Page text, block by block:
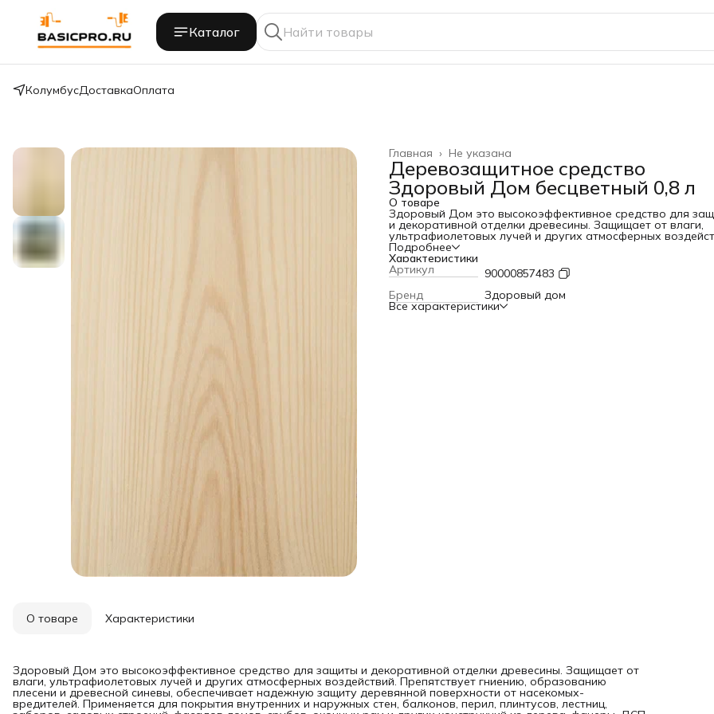
Каталог
КолумбусДоставкаОплата
Не указана
Главная ›
Деревозащитное средство
Здоровый Дом бесцветный 0,8 л
О товаре
Здоровый Дом это высокоэффективное средство для
и декоративной отделки древесины. Защищает от влаги,
ультрафиолетовых лучей и других атмосферных
Препятствует гниению, образованию плесени и древесной
синевы, обеспечивает надежную защиту деревянной
поверхности от насекомых-вредителей. Применяется для
покрытия внутренних и наружных стен, балконов, перил,
плинтусов, лестниц, заборов, садовых строений, фасадов
домов, срубов, оконных рам и других конструкций из
фанеры, ДСП и ДВП.
Подробнее
Характеристики
Артикул
90000857483
Бренд
Здоровый дом
Все характеристики
О товаре Характеристики
Здоровый Дом это высокоэффективное средство для защиты и декоративной отделки древесины. Защищает от
влаги, ультрафиолетовых лучей и других атмосферных воздействий. Препятствует гниению, образованию
плесени и древесной синевы, обеспечивает надежную защиту деревянной поверхности от насекомых-
вредителей. Применяется для покрытия внутренних и наружных стен, балконов, перил, плинтусов, лестниц,